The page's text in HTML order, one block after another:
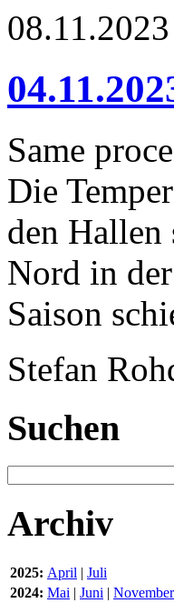
08.11.2023
Same
Die
den Hallen
Nord in
Saison
Stefan
Suchen
Archiv
2025: April | Juli
2024: Mai | Juni | November